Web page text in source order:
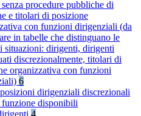
procedure pubbliche di
e titolari di posizione
con funzioni dirigenziali (da
in tabelle che distinguano le
situazioni: dirigenti, dirigenti
discrezionalmente, titolari di
organizzativa con funzioni
6
dirigenziali discrezionali
funzione disponibili